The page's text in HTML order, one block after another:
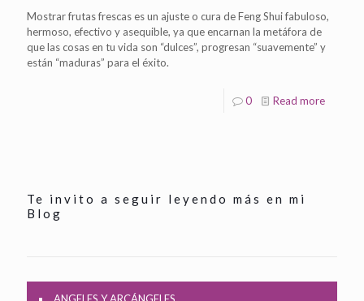
Mostrar frutas frescas es un ajuste o cura de Feng Shui fabuloso,
hermoso, efectivo y asequible, ya que encarnan la metáfora de
que las cosas en tu vida son “dulces”, progresan “suavemente” y
están “maduras” para el éxito.
0 Read more
Te invito a seguir leyendo más en mi
Blog